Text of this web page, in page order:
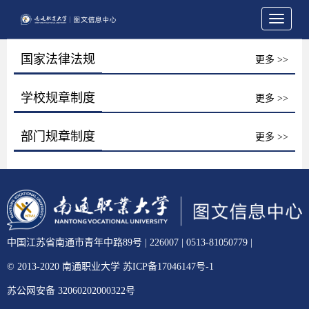
Toggle
国家法律法规 更多 >>
学校规章制度 更多 >>
部门规章制度 更多 >>
中国江苏省南通市青年中路89号 | 226007 | 0513-81050779 |
© 2013-2020 南通职业大学 苏ICP备17046147号-1
苏公网安备 32060202000322号